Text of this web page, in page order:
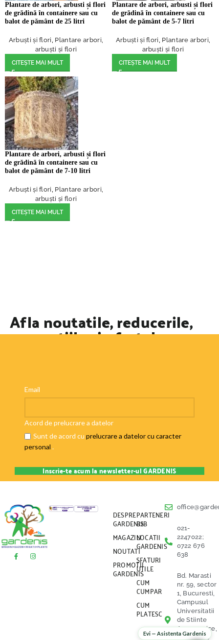
Plantare de arbori, arbusti și flori
de grădină în containere sau cu
balot de pământ de 25 litri
Arbuști și flori Plantare arbori,
arbuști și flori
CITEȘTE MAI MULT
Plantare de arbori, arbusti și flori
de grădină în containere sau cu
balot de pământ de 5-7 litri
Arbuști și flori Plantare arbori,
arbuști și flori
CITEȘTE MAI MULT
Plantare de arbori, arbusti și flori
de grădină în containere sau cu
balot de pământ de 7-10 litri
Arbuști și flori Plantare arbori,
arbuști și flori
CITEȘTE MAI MULT
Afla noutatile, reducerile,
promotiile si ofertele
Email
Acord de prelucrare a datelor
Sunt de acord cu prelucrare a datelor cu caracter
personal .
DESPRE
GARDENIS
MAGAZIN
NOUTATI
PROMOTII
GARDENIS
PARTENERI
B2B
LOCATII
GARDENIS
SFATURI
UTILE
CUM
CUMPAR
CUM
PLATESC
021-
2247022;
0722 676
638
Bd. Marasti
nr. 59, sector
1, Bucuresti,
Campusul
Universitatii
de Stiinte
Agronomice,
vis a vis de
Evi — Asistenta Gardenis